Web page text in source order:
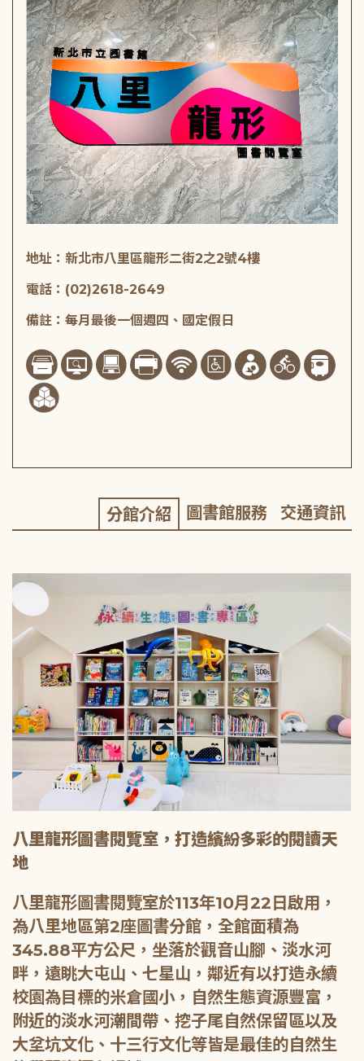
地址：新北市八里區龍形二街2之2號4樓
電話：(02)2618-2649
備註：每月最後一個週四、國定假日
分館介紹 圖書館服務 交通資訊
八里龍形圖書閱覽室，打造繽紛多彩的閱讀天
地
八里龍形圖書閱覽室於113年10月22日啟用，
為八里地區第2座圖書分館，全館面積為
345.88平方公尺，坐落於觀音山腳、淡水河
畔，遠眺大屯山、七星山，鄰近有以打造永續
校園為目標的米倉國小，自然生態資源豐富，
附近的淡水河潮間帶、挖子尾自然保留區以及
大坌坑文化、十三行文化等皆是最佳的自然生